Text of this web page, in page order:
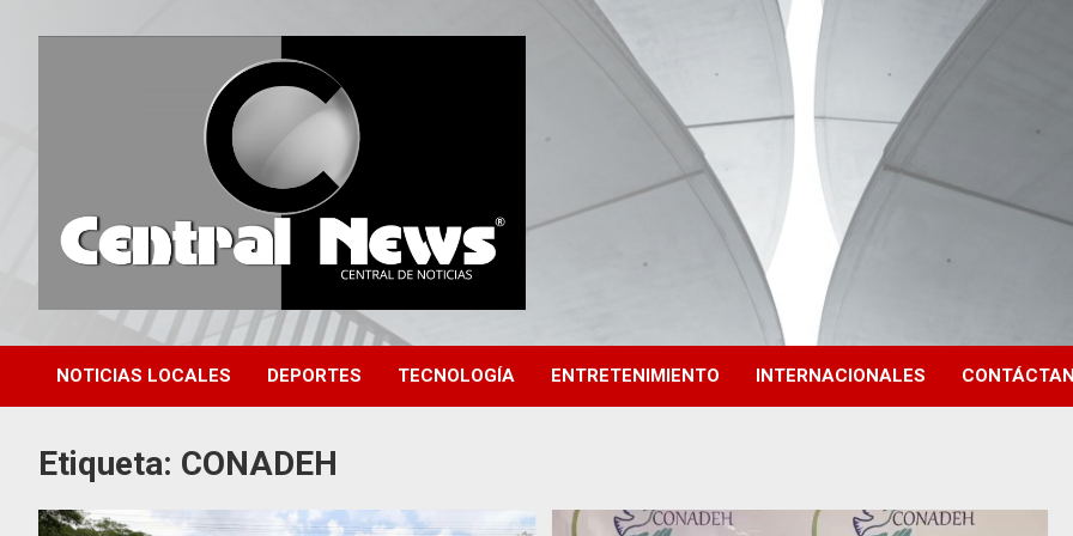
Central News HN
Central de Noticias
NOTICIAS LOCALES DEPORTES TECNOLOGÍA ENTRETENIMIENTO INTERNACIONALES
Etiqueta: CONADEH